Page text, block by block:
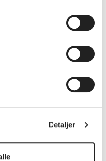
Detaljer